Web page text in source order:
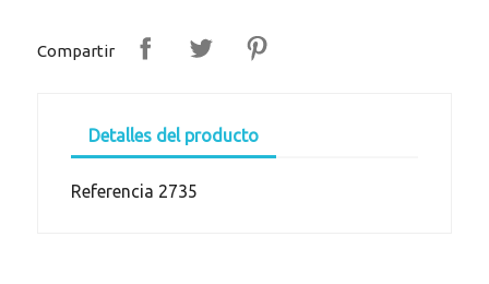
Compartir
Detalles del producto
Referencia 2735